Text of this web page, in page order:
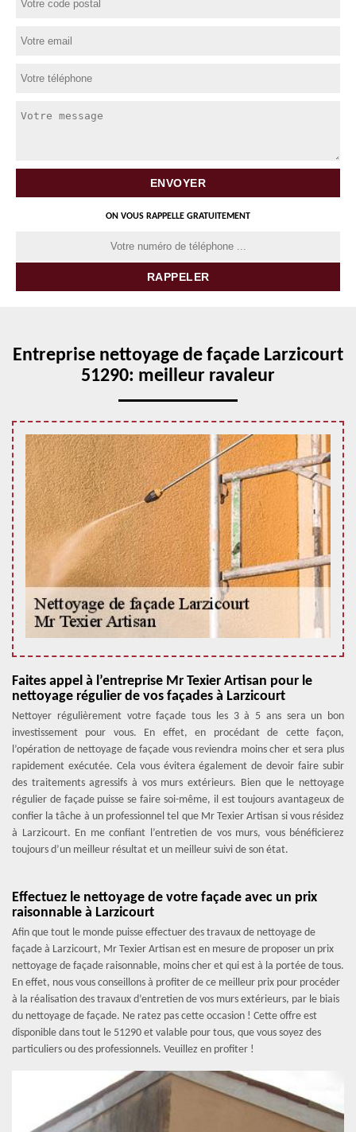
ON VOUS RAPPELLE GRATUITEMENT
Entreprise nettoyage de façade Larzicourt
51290: meilleur ravaleur
Faites appel à l’entreprise Mr Texier Artisan pour le
nettoyage régulier de vos façades à Larzicourt
Nettoyer régulièrement votre façade tous les 3 à 5 ans sera un bon
investissement pour vous. En effet, en procédant de cette façon,
l’opération de nettoyage de façade vous reviendra moins cher et sera plus
rapidement exécutée. Cela vous évitera également de devoir faire subir
des traitements agressifs à vos murs extérieurs. Bien que le nettoyage
régulier de façade puisse se faire soi-même, il est toujours avantageux de
confier la tâche à un professionnel tel que Mr Texier Artisan si vous résidez
à Larzicourt. En me confiant l’entretien de vos murs, vous bénéficierez
toujours d’un meilleur résultat et un meilleur suivi de son état.
Effectuez le nettoyage de votre façade avec un prix
raisonnable à Larzicourt
Afin que tout le monde puisse effectuer des travaux de nettoyage de
façade à Larzicourt, Mr Texier Artisan est en mesure de proposer un prix
nettoyage de façade raisonnable, moins cher et qui est à la portée de tous.
En effet, nous vous conseillons à profiter de ce meilleur prix pour procéder
à la réalisation des travaux d’entretien de vos murs extérieurs, par le biais
du nettoyage de façade. Ne ratez pas cette occasion ! Cette offre est
disponible dans tout le 51290 et valable pour tous, que vous soyez des
particuliers ou des professionnels. Veuillez en profiter !